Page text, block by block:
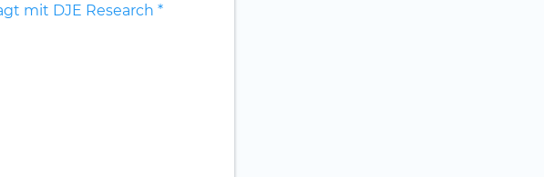
mit DJE Research *